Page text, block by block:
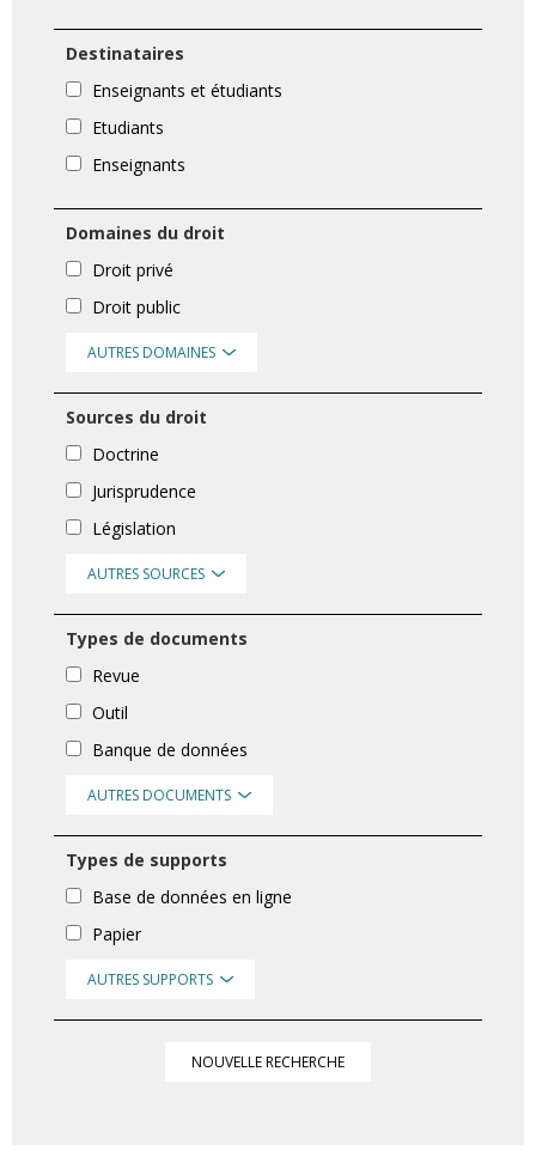
Destinataires
Enseignants et étudiants
Etudiants
Enseignants
Domaines du droit
Droit privé
Droit public
AUTRES DOMAINES
Sources du droit
Doctrine
Jurisprudence
Législation
AUTRES SOURCES
Types de documents
Revue
Outil
Banque de données
AUTRES DOCUMENTS
Types de supports
Base de données en ligne
Papier
AUTRES SUPPORTS
NOUVELLE RECHERCHE